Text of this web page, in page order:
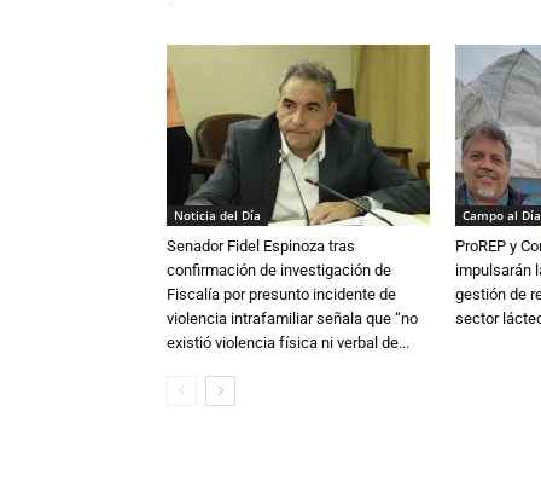
Noticia del Día
Senador Fidel Espinoza tras
confirmación de investigación de
Fiscalía por presunto incidente de
violencia intrafamiliar señala que “no
existió violencia física ni verbal de...
Campo al Día
ProREP y
impulsarán
gestión de
sector